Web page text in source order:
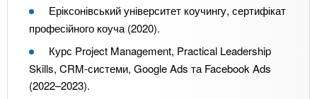
Еріксонівський університет коучингу, сертифікат
професійного коуча (2020).
Курс Project Management, Practical Leadership
Skills, CRM-системи, Google Ads та Facebook Ads
(2022–2023).